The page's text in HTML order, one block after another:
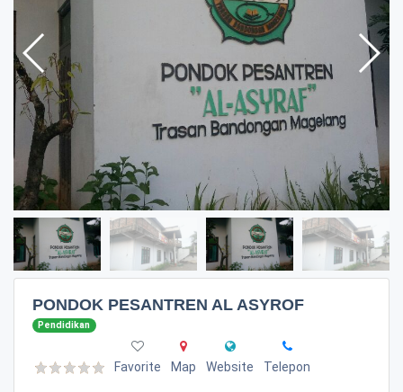
PONDOK PESANTREN AL ASYROF
Pendidikan
Favorite Map Website Telepon